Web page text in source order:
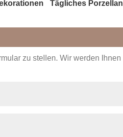
Tägliches Porzellan
zu stellen. Wir werden